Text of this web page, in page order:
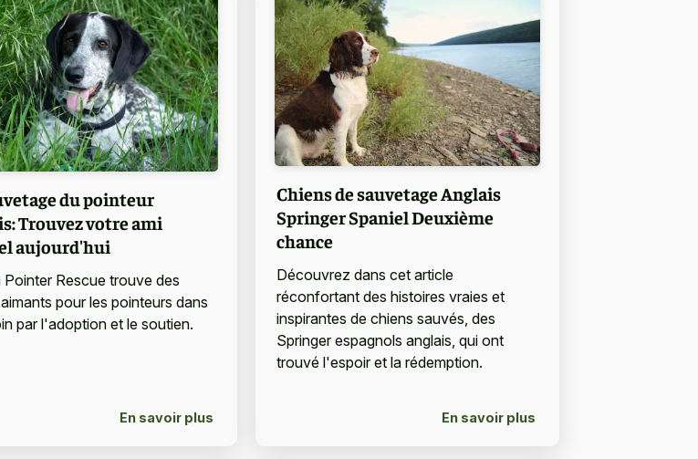
du pointeur
Trouvez votre ami
aujourd'hui
Pointer Rescue trouve des
pour les pointeurs dans
par l'adoption et le soutien.
En savoir plus
Chiens de sauvetage Anglais
Springer Spaniel Deuxième
chance
Découvrez dans cet article
réconfortant des histoires vraies et
inspirantes de chiens sauvés, des
Springer espagnols anglais, qui ont
trouvé l'espoir et la rédemption.
En savoir plus